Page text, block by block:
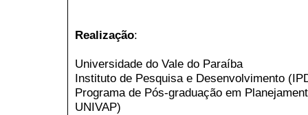
Realização:
Universidade do Vale do Paraíba
Instituto de Pesquisa e Desenvolvimento
Programa de Pós-graduação em
UNIVAP)